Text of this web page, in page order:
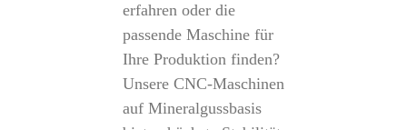
erfahren oder die
passende Maschine für
Ihre Produktion finden?
Unsere CNC-Maschinen
auf Mineralgussbasis